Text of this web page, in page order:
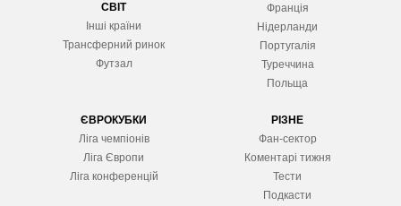
СВІТ
Інші країни
Трансферний ринок
Футзал
Франція
Нідерланди
Португалія
Туреччина
Польща
ЄВРОКУБКИ
Ліга чемпіонів
Ліга Європи
Ліга конференцій
РІЗНЕ
Фан-сектор
Коментарі тижня
Тести
Подкасти